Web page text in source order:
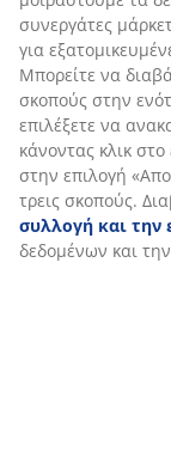
Εάν έχετε ένα
εξωτερικό σας
φτιάξετε το
σαλονιού, όπως
κήπου. Ή
προσαρμοσμένο
συνεργάτες
για
Μπορείτε να
σκοπούς στην
επιλέξετε να
κάνοντας κλικ
στην επιλογή
τρεις σκοπούς.
συλλογή και
δεδομένων και